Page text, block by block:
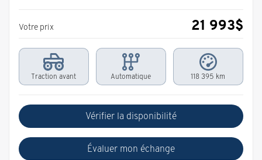
Votre prix 21 993$
Traction avant Automatique 118 395 km
Vérifier la disponibilité
Évaluer mon échange